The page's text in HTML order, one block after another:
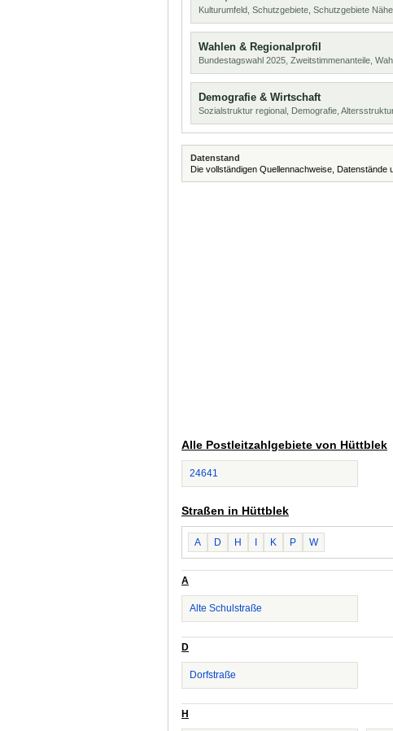
Kulturumfeld, Schutzgebiete, Schutzgebiete Nähe
Wahlen & Regionalprofil
Bundestagswahl 2025, Zweitstimmenanteile,
Demografie & Wirtschaft
Sozialstruktur regional, Demografie,
Datenstand
Die vollständigen Quellennachweise, Datenstände
Alle Postleitzahlgebiete von Hüttblek
24641
Straßen in Hüttblek
A D H K P W
A
Alte Schulstraße
D
Dorfstraße
H